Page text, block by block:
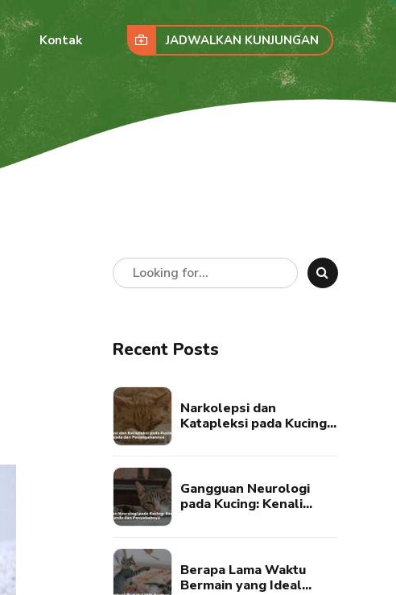
JADWALKAN KUNJUNGAN
Kontak
Recent Posts
Narkolepsi dan
Katapleksi pada Kucing:
Gangguan Neurologi
pada Kucing: Kenali
Berapa Lama Waktu
Bermain yang Ideal